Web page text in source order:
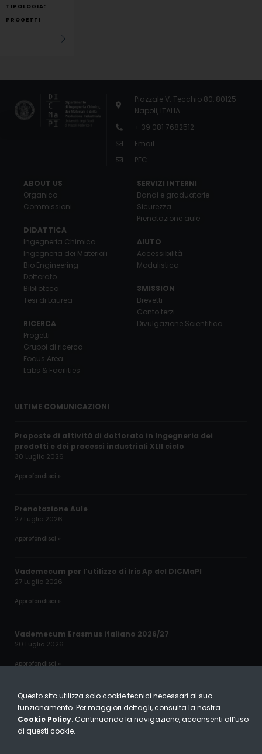
TIPOLOGIA:
PROGETTI
Piazzale V. Tecchio 80, 80125
Napoli, ITALIA
+ 39 081 7682512
Email
PEC
ABOUT US
Organico
Commissioni
DIDATTICA
Ingegneria Chimica
Ingegneria dei Materiali
Bio Engineering
Dottorato
Biblioteca
Tesi di Laurea
RICERCA
Progetti
Gruppi di ricerca
Focus Area
Labs & Facilities
SERVIZI INTERNI
Bandi e graduatorie
Sicurezza
Prenotazione aule
AIUTO
Accessibilità
Modulistica
3MISSION
Brevetti
Conto terzi
Divulgazione Scientifica
ULTIME COMUNICAZIONI
Proposte di attività di dottorato in Ingegneria dei
prodotti e dei processi industriali XLII ciclo
30 Luglio 2026
Approfondisci »
Prenotazione Aule
27 Luglio 2026
Approfondisci »
Vademecum per l’utilizzo di Iris Ap del DICMaPI
27 Luglio 2026
Approfondisci »
Vademecum Erasmus italiano 2026/27
20 Luglio 2026
Approfondisci »
DICMaPi © 2024 – All Rights Reserved
Cookie Policy| Privacy Policy
webagency
Questo sito utilizza solo cookie tecnici necessari al suo
funzionamento. Per maggiori dettagli, consulta la nostra
Cookie Policy. Continuando la navigazione, acconsenti all’uso
di questi cookie.